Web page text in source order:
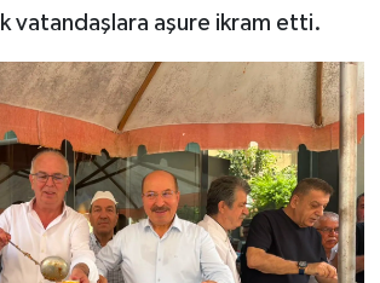
vatandaşlara aşure ikram etti.